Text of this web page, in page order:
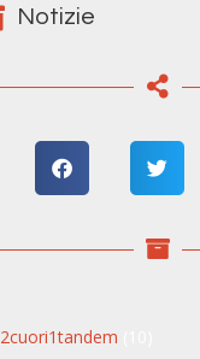
Notizie
2cuori1tandem